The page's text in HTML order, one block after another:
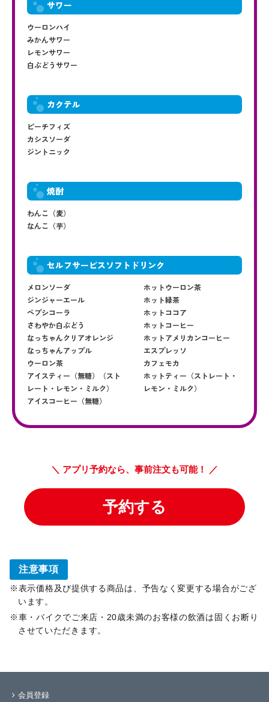
注意事項
表示価格及び提供する商品は、予告なく変更する場合がござ
います。
車・バイクでご来店・20歳未満のお客様の飲酒は固くお断り
させていただきます。
会員登録